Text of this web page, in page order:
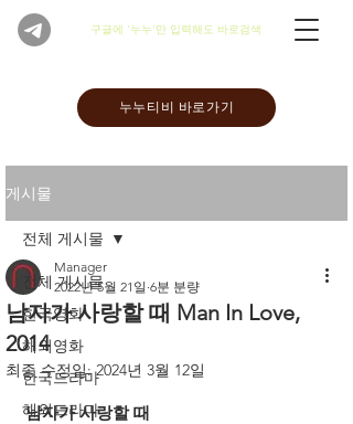
​구글에 '누누'만 입력해도 바로검색
누누티비 바로가기
게시물
전체 게시물
한국영화
해외영화
한국드라마
해외드라마
전체 게시물
남자가 사랑할 때 Man In Love,
2014
Manager
2022년 5월 21일 6분 분량
최종 수정일:2024년 3월 12일
남자가 사랑할 때